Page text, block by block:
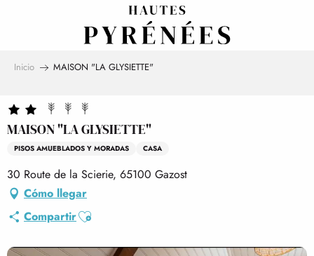
Inicio MAISON "LA GLYSIETTE"
MAISON "LA GLYSIETTE"
PISOS AMUEBLADOS Y MORADAS CASA
30 Route de la Scierie, 65100 Gazost
Cómo llegar
CompartirAjouter aux favoris